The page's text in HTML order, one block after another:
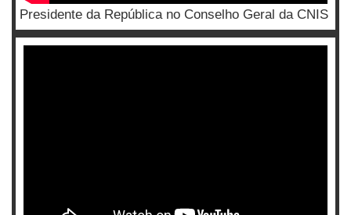
Presidente da República no Conselho Geral da CNIS